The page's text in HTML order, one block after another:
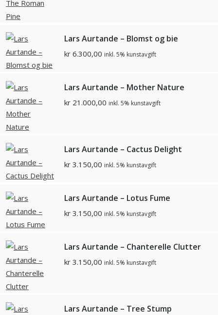
Lars Aurtande – Blomst og bie
kr 6.300,00 inkl. 5% kunstavgift
Lars Aurtande – Mother Nature
kr 21.000,00 inkl. 5% kunstavgift
Lars Aurtande – Cactus Delight
kr 3.150,00 inkl. 5% kunstavgift
Lars Aurtande – Lotus Fume
kr 3.150,00 inkl. 5% kunstavgift
Lars Aurtande – Chanterelle Clutter
kr 3.150,00 inkl. 5% kunstavgift
Lars Aurtande – Tree Stump